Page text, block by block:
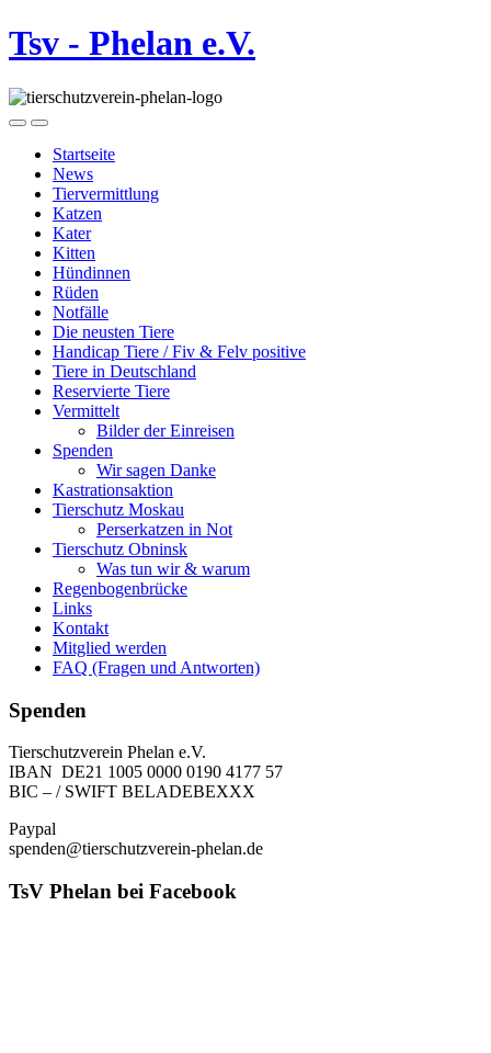
Tsv - Phelan e.V.
Startseite
News
Tiervermittlung
Katzen
Kater
Kitten
Hündinnen
Rüden
Notfälle
Die neusten Tiere
Handicap Tiere / Fiv & Felv positive
Tiere in Deutschland
Reservierte Tiere
Vermittelt
Bilder der Einreisen
Spenden
Wir sagen Danke
Kastrationsaktion
Tierschutz Moskau
Perserkatzen in Not
Tierschutz Obninsk
Was tun wir & warum
Regenbogenbrücke
Links
Kontakt
Mitglied werden
FAQ (Fragen und Antworten)
Spenden
Tierschutzverein Phelan e.V.
IBAN DE21 1005 0000 0190 4177 57
BIC – / SWIFT BELADEBEXXX
Paypal
spenden@tierschutzverein-phelan.de
TsV Phelan bei Facebook